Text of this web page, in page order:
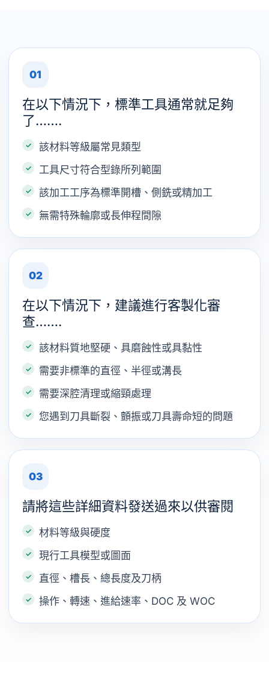
01
在以下情況下，標準工具通常就足夠
了…….
該材料等級屬常見類型
工具尺寸符合型錄所列範圍
該加工工序為標準開槽、側銑或精加工
無需特殊輪廓或長伸程間隙
02
在以下情況下，建議進行客製化審
查…….
該材料質地堅硬、具磨蝕性或具黏性
需要非標準的直徑、半徑或溝長
需要深腔清理或縮頸處理
您遇到刀具斷裂、顫振或刀具壽命短的問題
03
請將這些詳細資料發送過來以供審閱
材料等級與硬度
現行工具模型或圖面
直徑、槽長、總長度及刀柄
操作、轉速、進給速率、DOC 及 WOC